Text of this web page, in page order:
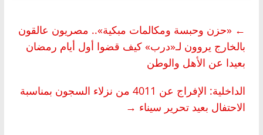
← «حزن وحبسة ومكالمات مبكية».. مصريون عالقون
بالخارج يروون لـ«درب» كيف قضوا أول أيام رمضان
بعيدا عن الأهل والوطن
الداخلية: الإفراج عن 4011 من نزلاء السجون بمناسبة
الاحتفال بعيد تحرير سيناء →